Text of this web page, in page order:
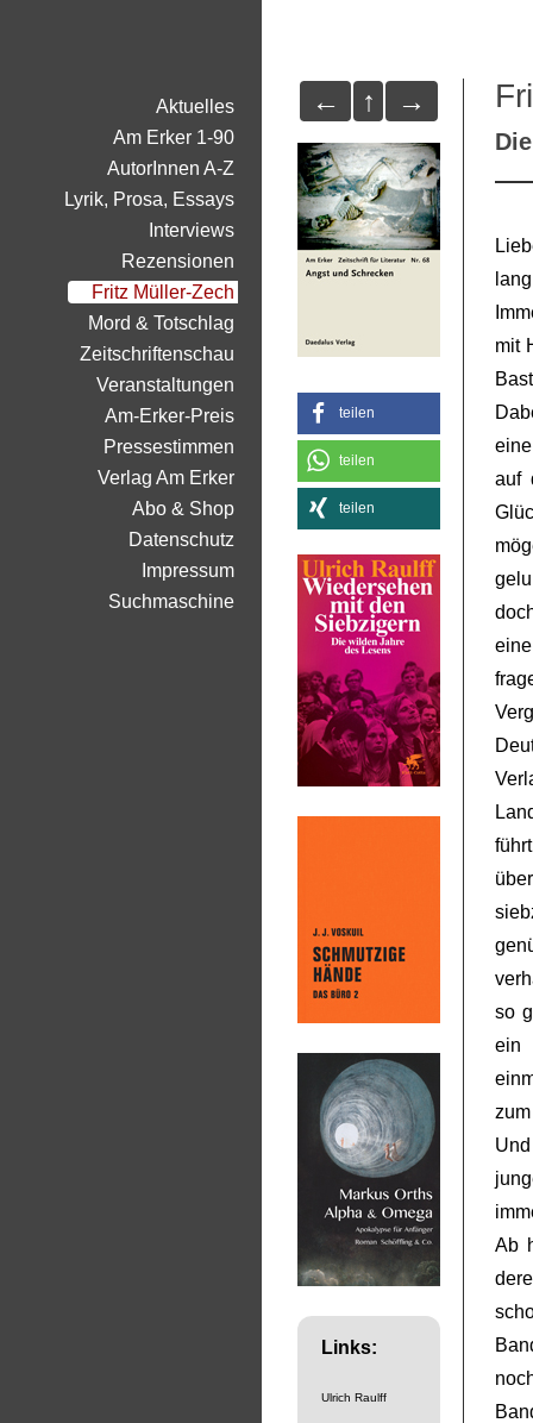
← ↑ →
teilen
teilen
teilen
Links:
Ulrich Raulff
mit
auf
so
ein
Ab
Aktuelles
Am Erker 1-90
AutorInnen A-Z
Lyrik, Prosa, Essays
Interviews
Rezensionen
Fritz Müller-Zech
Mord & Totschlag
Zeitschriftenschau
Veranstaltungen
Am-Erker-Preis
Pressestimmen
Verlag Am Erker
Abo & Shop
Datenschutz
Impressum
Suchmaschine